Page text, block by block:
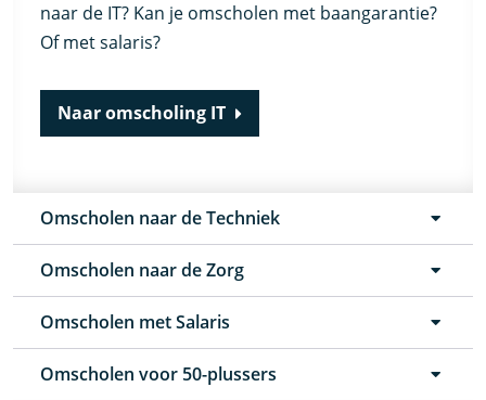
naar de IT? Kan je omscholen met baangarantie?
Of met salaris?
Naar omscholing IT
Omscholen naar de Techniek
Omscholen naar de Zorg
Omscholen met Salaris
Omscholen voor 50-plussers